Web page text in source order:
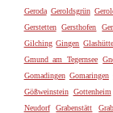
Geroda Geroldsgrün
Gerstetten
Gersthofen
Gilching Gingen
Gmund am Tegernsee
Gomadingen Gomaringen
Gößweinstein Gottenheim
Neudorf
Grabenstätt